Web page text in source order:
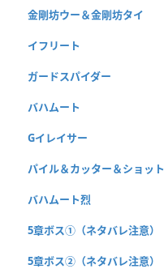
金剛坊ウー＆金剛坊タイ
イフリート
ガードスパイダー
バハムート
Gイレイサー
パイル＆カッター＆ショット
バハムート烈
5章ボス①（ネタバレ注意）
5章ボス②（ネタバレ注意）